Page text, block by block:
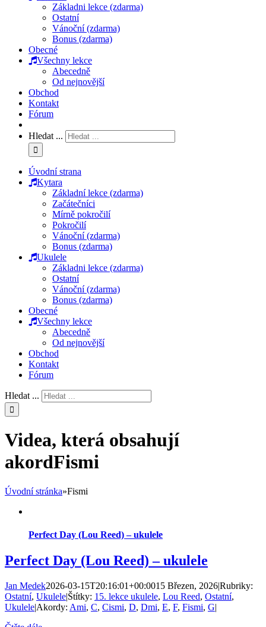
Základni lekce (zdarma)
Ostatní
Vánoční (zdarma)
Bonus (zdarma)
Obecné
Všechny lekce
Abecedně
Od nejnovější
Obchod
Kontakt
Fórum
Hledat ...
Úvodní strana
Kytara
Základní lekce (zdarma)
Začátečníci
Mírně pokročilí
Pokročilí
Vánoční (zdarma)
Bonus (zdarma)
Ukulele
Základni lekce (zdarma)
Ostatní
Vánoční (zdarma)
Bonus (zdarma)
Obecné
Všechny lekce
Abecedně
Od nejnovější
Obchod
Kontakt
Fórum
Hledat ...
Videa, která obsahují
akordFismi
Úvodní stránka»Fismi
Perfect Day (Lou Reed) – ukulele
Perfect Day (Lou Reed) – ukulele
Jan Medek2026-03-15T20:16:01+00:0015 Březen, 2026|Rubriky:
Ostatní, Ukulele|Štítky: 15. lekce ukulele, Lou Reed, Ostatní,
Ukulele|Akordy: Ami, C, Cismi, D, Dmi, E, F, Fismi, G|